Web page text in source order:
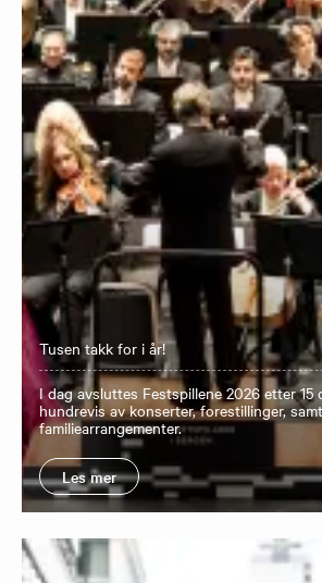
Tusen takk for i år!
I dag avsluttes Festspillene 2026 etter 15
hundrevis av konserter, forestillinger,
familiearrangementer.
Les mer